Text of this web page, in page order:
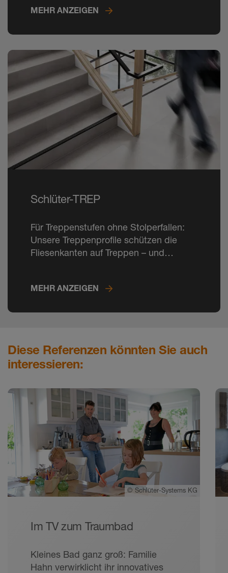
MEHR ANZEIGEN
Schlüter-TREP
Für Treppenstufen ohne Stolperfallen:
Unsere Treppenprofile schützen die
Fliesenkanten auf Treppen – und
MEHR ANZEIGEN
Diese Referenzen könnten Sie auch
interessieren:
© Schlüter-Systems KG
Im TV zum Traumbad
Kleines Bad ganz groß: Familie
Hahn verwirklicht ihr innovatives